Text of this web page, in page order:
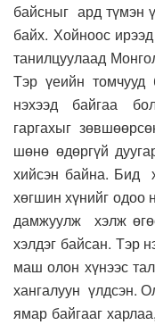
байсныг ард түмэн
байх. Хойноос
танилцуулаад
Тэр үеийн
нэхээд байгаа
гаргахыг
шөнө өдөргүй
хийсэн байна. Бид
хөгшин хүнийг одоо
дамжуулж хэлж
хэлдэг байсан. Тэр
маш олон хүнээс
хангалуун үлдсэн.
ямар байгааг